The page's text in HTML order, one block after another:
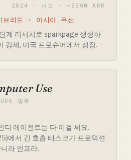
2024 · 시드 · ~$30M ARR
리드 · 아시아 우선
계 리서치로 sparkpage 생성하
강세, 미국 프로슈머에서 성장.
Use
일부
디 에이전트는 다 이걸 써요.
에서 긴 호흡 태스크가 프로덕션
라 인프라.